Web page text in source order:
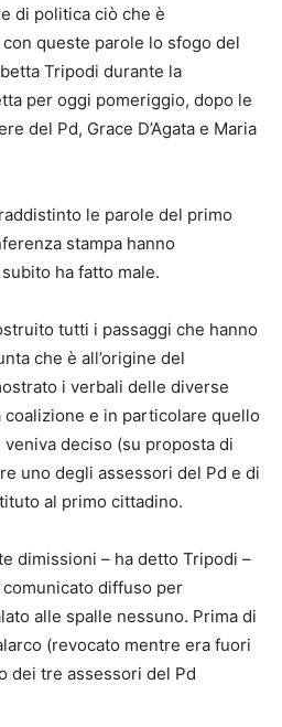
di politica ciò che è
con queste parole lo sfogo del
Tripodi durante la
per oggi pomeriggio, dopo le
del Pd, Grace D’Agata e Maria
le parole del primo
stampa hanno
ha fatto male.
tutti i passaggi che hanno
che è all’origine del
i verbali delle diverse
e in particolare quello
deciso (su proposta di
uno degli assessori del Pd e di
al primo cittadino.
dimissioni – ha detto Tripodi –
diffuso per
alle spalle nessuno. Prima di
(revocato mentre era fuori
dei tre assessori del Pd